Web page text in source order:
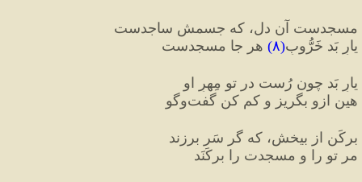
مسجدست آن دل، که جسمش ساجدست
یارِ بَد خَرُّوبِ(۸) هر جا مسجدست
یارِ بَد چون رُست در تو مِهرِ او
هین ازو بگریز و کم کن گفت‌وگو
برکَن از بیخش، که گر سَر برزند
مر تو را و مسجدت را برکَنَد